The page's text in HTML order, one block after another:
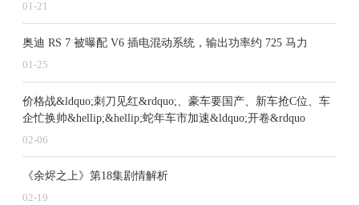
01-21
奥迪 RS 7 被曝配 V6 插电混动系统，输出功率约 725 马力
01-25
价格战&ldquo;刺刀见红&rdquo;、豪车要国产、新车抢C位、车
企忙换帅&hellip;&hellip;蛇年车市加速&ldquo;开卷&rdquo
02-06
《余烬之上》第18集剧情解析
02-19